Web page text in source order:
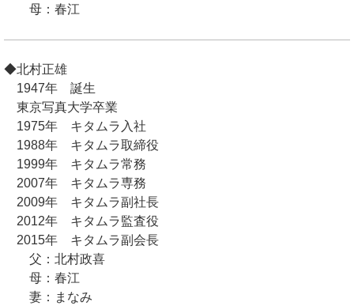
母：春江
◆北村正雄
1947年 誕生
東京写真大学卒業
1975年 キタムラ入社
1988年 キタムラ取締役
1999年 キタムラ常務
2007年 キタムラ専務
2009年 キタムラ副社長
2012年 キタムラ監査役
2015年 キタムラ副会長
父：北村政喜
母：春江
妻：まなみ